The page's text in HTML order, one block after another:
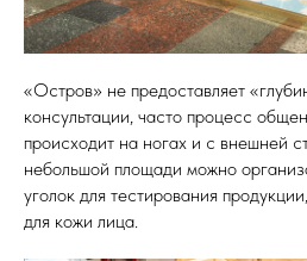
«Остров» не предоставляет
консультации, часто процесс
происходит на ногах и с внешней
небольшой площади можно
уголок для тестирования
для кожи лица.